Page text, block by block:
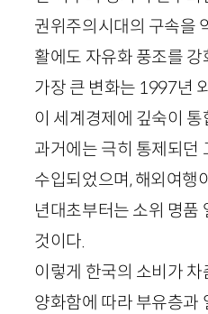
권위주의시대의 구속을
활에도 자유화 풍조를
가장 큰 변화는 1997년
이 세계경제에 깊숙이
과거에는 극히 통제되던
수입되었으며, 해외여행
년대초부터는 소위 명품
것이다.
이렇게 한국의 소비가
양화함에 따라 부유층과